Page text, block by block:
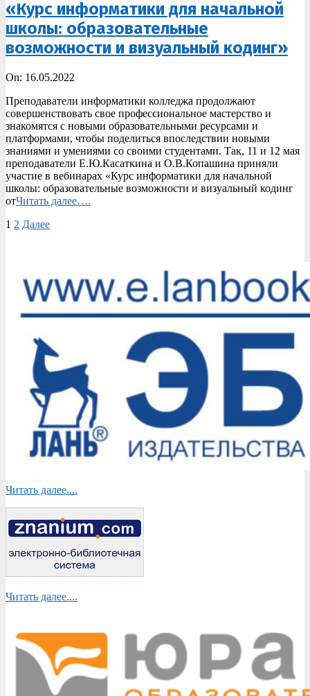
«Курс информатики для начальной
школы: образовательные
возможности и визуальный кодинг»
2022-
16
On: 16.05.2022
Преподаватели информатики колледжа продолжают
совершенствовать свое профессиональное мастерство и
знакомятся с новыми образовательными ресурсами и
платформами, чтобы поделиться впоследствии новыми
знаниями и умениями со своими студентами. Так, 11 и 12 мая
преподаватели Е.Ю.Касаткина и О.В.Копашина приняли
участие в вебинарах «Курс информатики для начальной
школы: образовательные возможности и визуальный кодинг
отЧитать далее….
Пагинация
1 2 Далее
Читать далее....
Читать далее....